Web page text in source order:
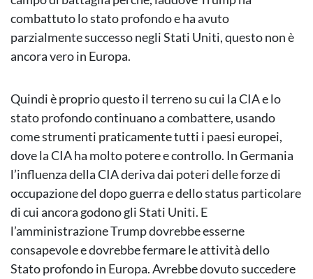
combattuto lo stato profondo e ha avuto
parzialmente successo negli Stati Uniti, questo non è
ancora vero in Europa.
Quindi è proprio questo il terreno su cui la CIA e lo
stato profondo continuano a combattere, usando
come strumenti praticamente tutti i paesi europei,
dove la CIA ha molto potere e controllo. In Germania
l’influenza della CIA deriva dai poteri delle forze di
occupazione del dopo guerra e dello status particolare
di cui ancora godono gli Stati Uniti. E
l’amministrazione Trump dovrebbe esserne
consapevole e dovrebbe fermare le attività dello
Stato profondo in Europa. Avrebbe dovuto succedere